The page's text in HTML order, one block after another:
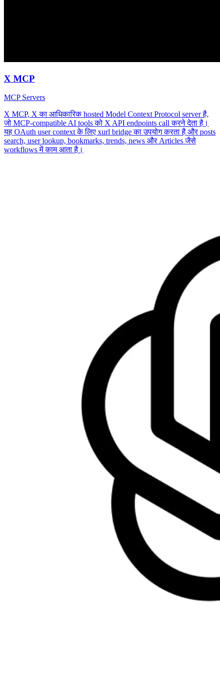
X MCP
MCP Servers
X MCP, X का आधिकारिक hosted Model Context Protocol server है,
जो MCP-compatible AI tools को X API endpoints call करने देता है।
यह OAuth user context के लिए xurl bridge का उपयोग करता है और posts
search, user lookup, bookmarks, trends, news और Articles जैसे
workflows में काम आता है।